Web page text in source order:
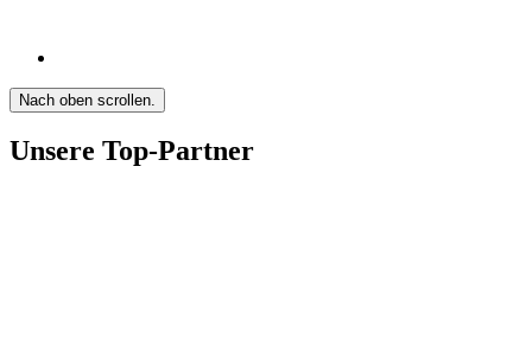
Nach oben scrollen.
Unsere Top-Partner